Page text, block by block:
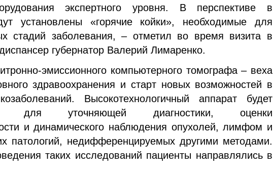
экспертного уровня. В перспективе в
установлены «горячие койки», необходимые для
стадий заболевания, – отметил во время визита в
губернатор Валерий Лимаренко.
эмиссионного компьютерного томографа – веха
здравоохранения и старт новых возможностей в
Высокотехнологичный аппарат будет
для уточняющей диагностики, оценки
и динамического наблюдения опухолей, лимфом и
патологий, недифференцируемых другими методами.
таких исследований пациенты направлялись в